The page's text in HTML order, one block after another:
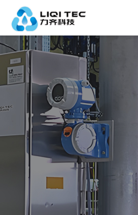
首页
关于我们
产品中心
新闻动态
工程案例
联系我们